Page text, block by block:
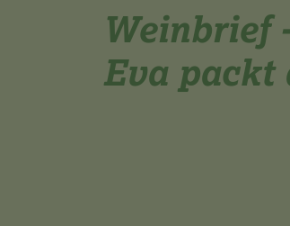
Weinbrief
Eva packt